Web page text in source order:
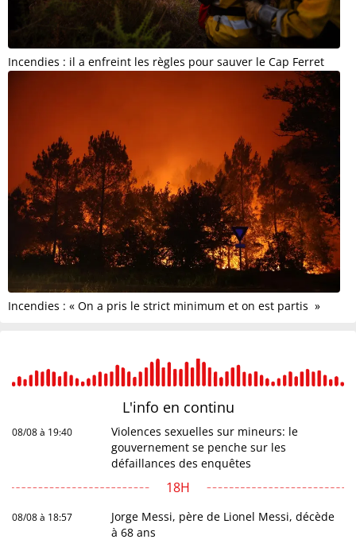
Incendies : il a enfreint les règles pour sauver le Cap Ferret
Incendies : « On a pris le strict minimum et on est partis »
L'info en continu
08/08 à 19:40
Violences sexuelles sur mineurs: le
gouvernement se penche sur les
défaillances des enquêtes
18H
08/08 à 18:57
Jorge Messi, père de Lionel Messi, décède
à 68 ans